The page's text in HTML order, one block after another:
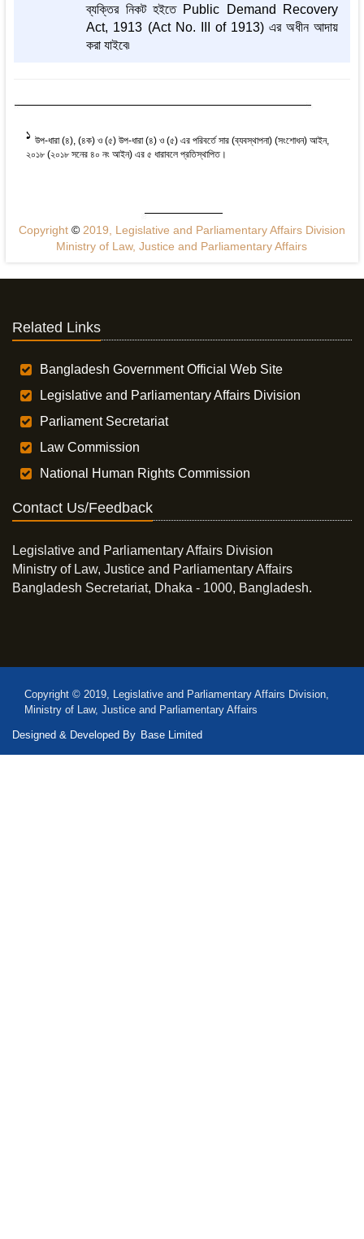
ব্যক্তির নিকট হইতে Public Demand Recovery
Act, 1913 (Act No. III of 1913) এর অধীন আদায়
করা যাইবে৷
1 উপ-ধারা (৪), (৪ক) ও (৫) উপ-ধারা (৪) ও (৫) এর পরিবর্তে সার (ব্যবস্থাপনা) (সংশোধন) আইন,
২০১৮ (২০১৮ সনের ৪০ নং আইন) এর ৫ ধারাবলে প্রতিস্থাপিত।
Copyright ©2019, Legislative and Parliamentary Affairs Division
Ministry of Law, Justice and Parliamentary Affairs
Related Links
Bangladesh Government Official Web Site
Legislative and Parliamentary Affairs Division
Parliament Secretariat
Law Commission
National Human Rights Commission
Contact Us/Feedback
Legislative and Parliamentary Affairs Division
Ministry of Law, Justice and Parliamentary Affairs
Bangladesh Secretariat, Dhaka - 1000, Bangladesh.
Copyright © 2019, Legislative and Parliamentary Affairs Division,
Ministry of Law, Justice and Parliamentary Affairs
Designed & Developed By Base Limited